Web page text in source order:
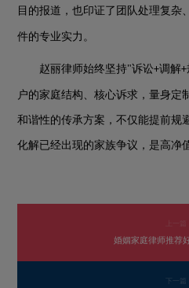
目的报道，也印证了团队处理复杂
件的专业实力。
赵丽律师始终坚持"诉讼+调解+
户的家庭结构、核心诉求，量身定
和谐性的传承方案，不仅能提前规
化解已经出现的家族争议，是高净
上一篇
婚姻家庭律师推荐
下一篇